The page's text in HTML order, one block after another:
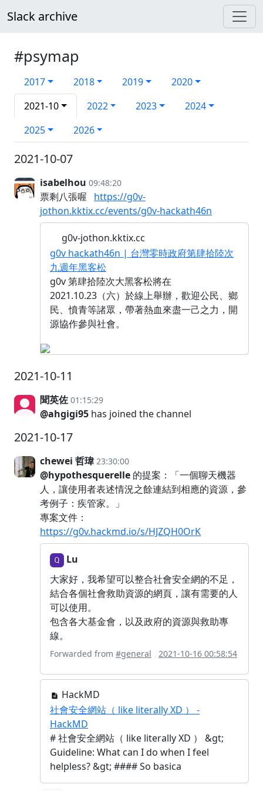
Slack archive
#psymap
2017 2018 2019
2020
2021-10
2022 2023
2024
2025
2026
2021-10-07
isabelhou 09:48:20
票剩八張喔 https://g0v-
jothon.kktix.cc/events/g0v-hackath46n
g0v-jothon.kktix.cc
g0v hackath46n | 台灣零時政府第肆拾陸次
九週年黑客松
g0v 第肆拾陸次大黑客松將在
2021.10.23（六）於線上舉辦，歡迎公民、鄉
民、憤青等諸眾，帶著熱血來盡一己之力，開
源協作參與社會。
2021-10-11
聞英佐 01:15:29
@ahgigi95 has joined the channel
2021-10-17
chewei 哲瑋 23:30:00
@hypothesquerelle 的提案：「一個聊天機器
人，讓使用者表述情況之餘連結到相應的資源，參
考例子：疾管家。」
專案文件：
https://g0v.hackmd.io/s/HJZQH0OrK
Lu
大家好，我希望可以整合社會安全網的不足，
結合各個社會救助資源的網頁，讓有需要的人
可以使用。
包含各大基金會，以及政府的資源與救助專
線。
Forwarded from #general 2021-10-16 00:58:54
HackMD
社會安全網站（ like literally XD ） -
HackMD
# 社會安全網站（ like literally XD ） &gt;
Guideline: What can I do when I feel
helpless? &gt; #### So basica